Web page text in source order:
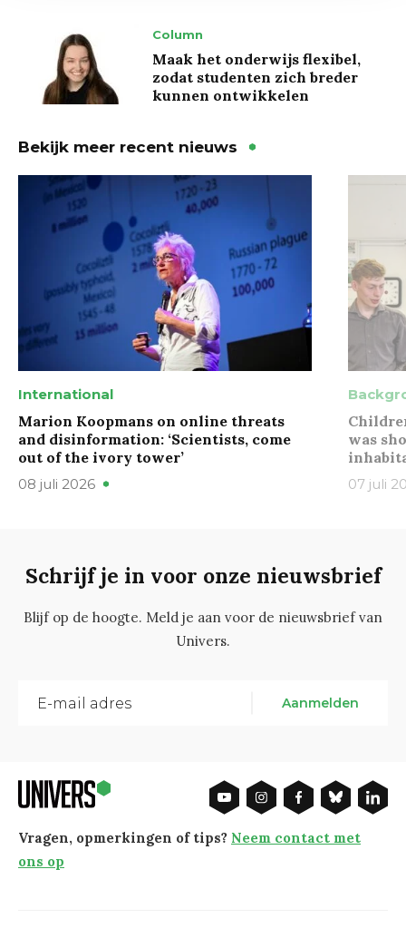
Column
Maak het onderwijs flexibel,
zodat studenten zich breder
kunnen ontwikkelen
Bekijk meer recent nieuws
International
Marion Koopmans on online threats
and disinformation: ‘Scientists, come
out of the ivory tower’
08 juli 2026
was
07 juli
Schrijf je in voor onze nieuwsbrief
Blijf op de hoogte. Meld je aan voor de nieuwsbrief van
Univers.
Aanmelden
Vragen, opmerkingen of tips? Neem contact met
ons op